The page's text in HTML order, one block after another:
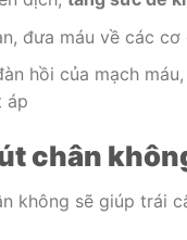
đưa máu về các
hồi của mạch
áp
chân
không sẽ giúp trái